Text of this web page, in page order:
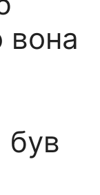
вона
був